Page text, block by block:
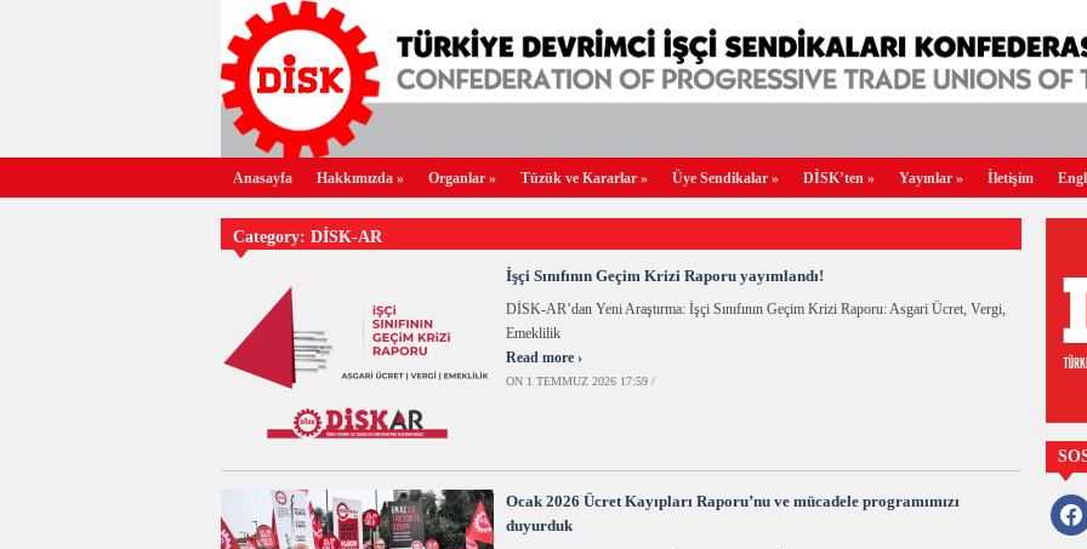
Anasayfa Hakkımızda » Organlar » Tüzük ve Kararlar » Üye Sendikalar » DİSK’ten » Yayınlar » İletişim
Category: DİSK-AR
İşçi Sınıfının Geçim Krizi Raporu yayımlandı!
DİSK-AR’dan Yeni Araştırma: İşçi Sınıfının Geçim Krizi Raporu: Asgari Ücret, Vergi,
Emeklilik
Read more ›
ON 1 TEMMUZ 2026 17:59 /
Ocak 2026 Ücret Kayıpları Raporu’nu ve mücadele programımızı
duyurduk